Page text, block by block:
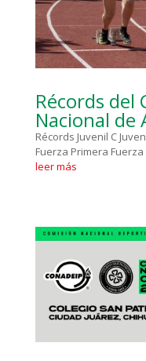
Récords del
Nacional de
Récords Juvenil C
Fuerza Primera
leer más